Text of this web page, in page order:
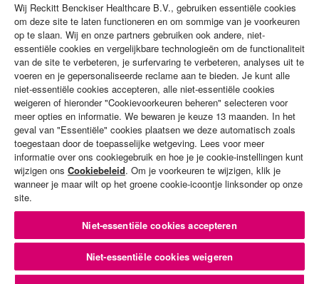
PRODUCTEN
DEMO'S
ALGEMENE VOORWAARDEN
PRIVACYBELEID
COOKIES-BELEID
SITEMAP
© Copyright Reckitt Benckiser. Alle rechten voorbehouden. Datum van de laatste
update van de site:
Wij Reckitt Benckiser Healthcare B.V., gebruiken essentiële cookies
om deze site te laten functioneren en om sommige van je voorkeuren
op te slaan. Wij en onze partners gebruiken ook andere, niet-
essentiële cookies en vergelijkbare technologieën om de functionaliteit
van de site te verbeteren, je surfervaring te verbeteren, analyses uit te
voeren en je gepersonaliseerde reclame aan te bieden. Je kunt alle
niet-essentiële cookies accepteren, alle niet-essentiële cookies
weigeren of hieronder "Cookievoorkeuren beheren" selecteren voor
meer opties en informatie. We bewaren je keuze 13 maanden. In het
geval van "Essentiële" cookies plaatsen we deze automatisch zoals
toegestaan door de toepasselijke wetgeving. Lees voor meer
informatie over ons cookiegebruik en hoe je je cookie-instellingen kunt
wijzigen ons Cookiebeleid. Om je voorkeuren te wijzigen, klik je
wanneer je maar wilt op het groene cookie-icoontje linksonder op onze
site.
Niet-essentiële cookies accepteren
Niet-essentiële cookies weigeren